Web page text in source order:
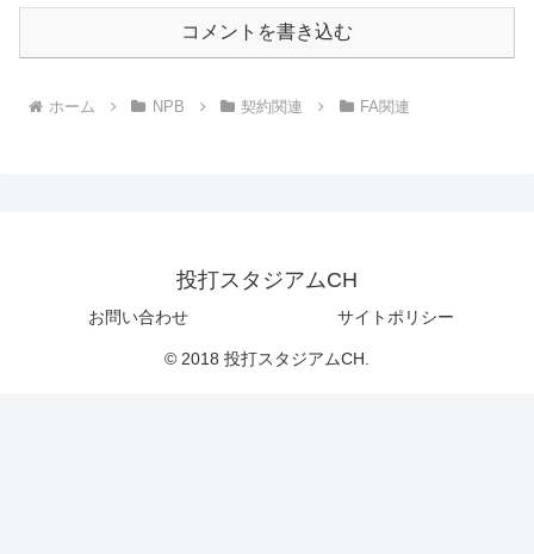
コメントを書き込む
ホーム NPB 契約関連 FA関連
投打スタジアムCH
お問い合わせ サイトポリシー
© 2018 投打スタジアムCH.